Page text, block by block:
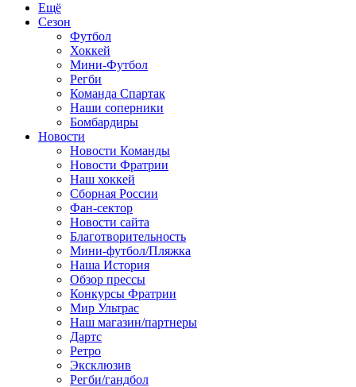
Ещё
Сезон
Футбол
Хоккей
Мини-Футбол
Регби
Команда Спартак
Наши соперники
Бомбардиры
Новости
Новости Команды
Новости Фратрии
Наш хоккей
Сборная России
Фан-cектор
Новости сайта
Благотворительность
Мини-футбол/Пляжка
Наша История
Обзор прессы
Конкурсы Фратрии
Мир Ультрас
Наш магазин/партнеры
Дартс
Ретро
Эксклюзив
Регби/гандбол